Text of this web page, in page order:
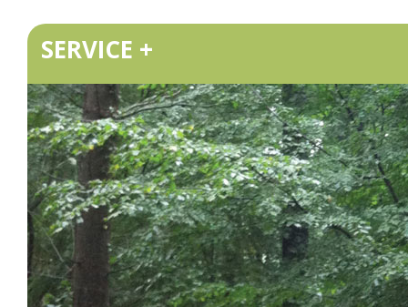
SERVICE +